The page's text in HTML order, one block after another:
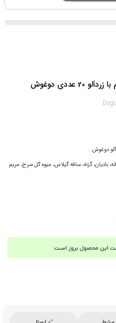
دوغوش
دوغوش
بادیان، گزنه، ساقه گیلاس، میوه گل‌ سرخ، مریم‌
سال